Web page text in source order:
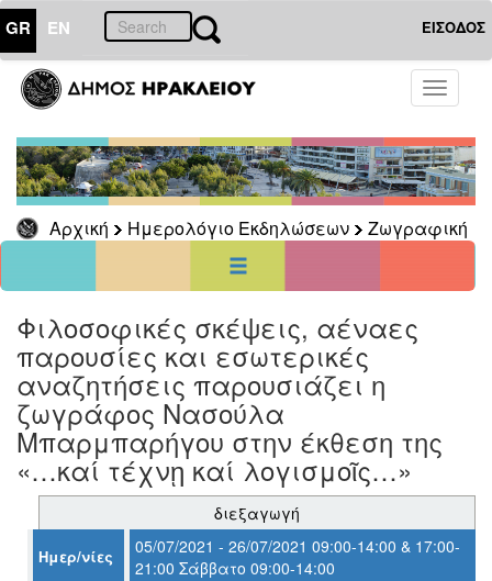
GR EN ΕΙΣΟΔΟΣ
Toggle
Αρχική Ημερολόγιο Εκδηλώσεων Ζωγραφική
08
Ιούλιος
2021
Κυρ Δευ Τρι Τετ Πεμ Παρ Σαβ
1 2
3
4
11
12 13 14 15 16
17
24
ΗΜΕΡΟΛΟΓΙΟ
ΕΚΔΗΛΩΣΕΩΝ
Ζωγραφική
ΤΟΠΟΣ
Φιλοσοφικές σκέψεις, αέναες
παρουσίες και εσωτερικές
αναζητήσεις παρουσιάζει η
ζωγράφος Νασούλα
Μπαρμπαρήγου στην έκθεση της
«…καί τέχνῃ καί λογισμοῖς…»
διεξαγωγή
Ημερ/νίες
05/07/2021 - 26/07/2021 09:00-14:00 & 17:00-
21:00 Σάββατο 09:00-14:00